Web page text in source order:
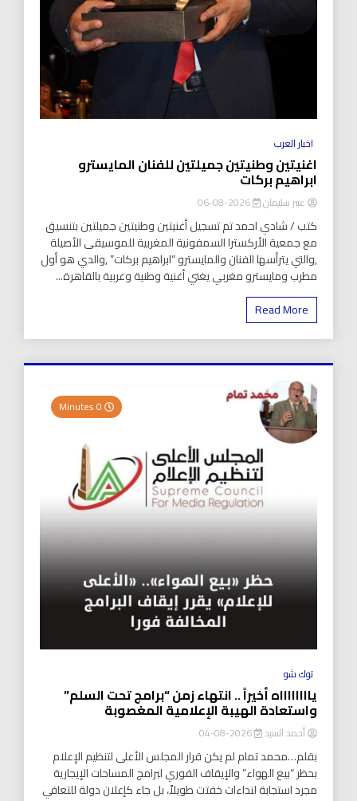
اخبار العرب
اغنيتين وطنيتين جميلتين للفنان المايسترو
ابراهيم بركات
عبير سليمان 2026-08-06
كتب / شادي احمد تم تسجيل أغنيتين وطنيتين جميلتين بتنسيق
مع جمعية الأركسترا السمفونية المغربية للموسيقى الأصيلة
,والتي يترأسها الفنان والمايسترو “ابراهيم بركات” ,والدي هو أول
مطرب ومايسترو مغربي يغني أغنية وطنية وعربية بالقاهرة...
Read More
توك شو
يااااااااه أخيراً .. انتهاء زمن “برامج تحت السلم”
واستعادة الهيبة الإعلامية المغصوبة
أحمد السيد 2026-08-04
بقلم…محمد تمام لم يكن قرار المجلس الأعلى لتنظيم الإعلام
بحظر “بيع الهواء” والإيقاف الفوري لبرامج المساحات الإيجارية
مجرد استجابة لنداءات خفتت طويلاً، بل جاء كإعلان دولة للتعافي